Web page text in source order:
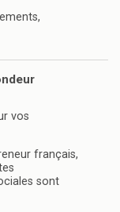
vos
français,
sont